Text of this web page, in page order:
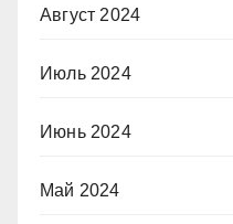
Август 2024
Июль 2024
Июнь 2024
Май 2024